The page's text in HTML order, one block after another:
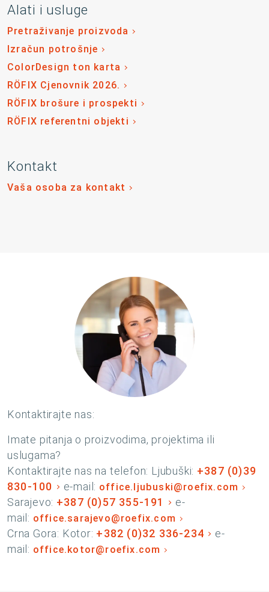
Alati i usluge
Pretraživanje proizvoda
Izračun potrošnje
ColorDesign ton karta
RÖFIX Cjenovnik 2026.
RÖFIX brošure i prospekti
RÖFIX referentni objekti
Kontakt
Vaša osoba za kontakt
Kontaktirajte nas:
Imate pitanja o proizvodima, projektima ili
uslugama?
Kontaktirajte nas na telefon: Ljubuški: +387 (0)39
830-100
e-mail: office.ljubuski@roefix.com
Sarajevo: +387 (0)57 355-191
e-
mail: office.sarajevo@roefix.com
Crna Gora: Kotor: +382 (0)32 336-234
e-
mail: office.kotor@roefix.com